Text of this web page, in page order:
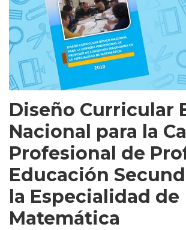
Diseño Curricular
Nacional para la
Profesional de
Educación
la Especialidad de
Matemática